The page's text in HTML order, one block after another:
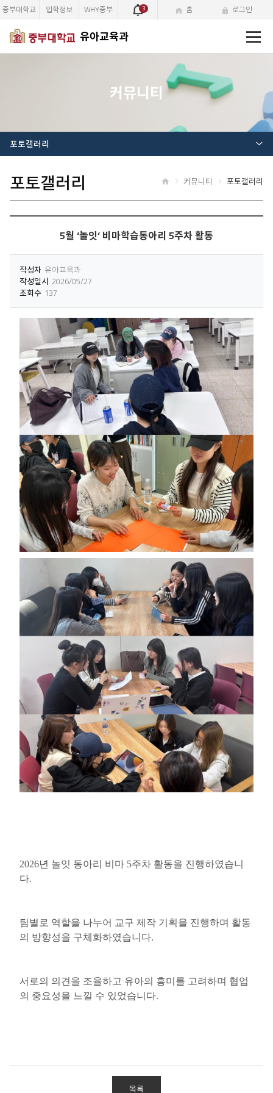
유아교육과
메
중부대학교 입학정보 WHY중부 3 홈 로그인
커뮤니티
포토갤러리
포토갤러리 커뮤니티 포토갤러리
5월 ‘놀잇‘ 비마학습동아리 5주차 활동
작성자 유아교육과
작성일시 2026/05/27
조회수 137
2026년 놀잇 동아리 비마 5주차 활동을 진행하였습니
다.
팀별로 역할을 나누어 교구 제작 기획을 진행하며 활동
의 방향성을 구체화하였습니다.
서로의 의견을 조율하고 유아의 흥미를 고려하며 협업
의 중요성을 느낄 수 있었습니다.
목록